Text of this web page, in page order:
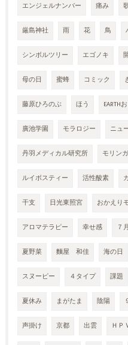
エンジェルナンバー 痛み
厳島神社 雨 花 鳥
シンボルツリー エゴノキ
母の日 蜜蜂 コミック
藤原ひろのぶ ほう EARTH
廣池学園 モラロジー ニュ
丹羽メディカル研究所 モリンガ
ルイボスティー 活性酸素
干支 日光東照宮 おかえり
アロマテラピー 幸せ感 ７月
夏野菜 麵屋 和佳 海の日
スヌーピー ４タイプ 課題
夏休み まがたま 陰陽
声掛け 京都 出雲 ＨＰ